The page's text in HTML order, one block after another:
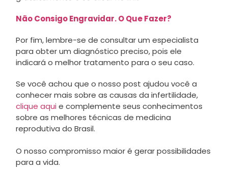
Não Consigo Engravidar. O Que Fazer?
Por fim, lembre-se de consultar um especialista
para obter um diagnóstico preciso, pois ele
indicará o melhor tratamento para o seu caso.
Se você achou que o nosso post ajudou você a
conhecer mais sobre as causas da infertilidade,
clique aqui e complemente seus conhecimentos
sobre as melhores técnicas de medicina
reprodutiva do Brasil.
O nosso compromisso maior é gerar possibilidades
para a vida.